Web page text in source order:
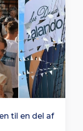
til en del af